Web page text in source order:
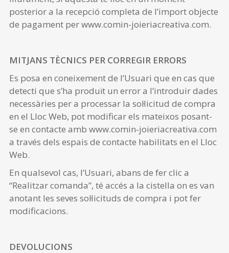
posterior a la recepció completa de l’import objecte
de pagament per www.comin-joieriacreativa.com.
MITJANS TÈCNICS PER CORREGIR ERRORS
Es posa en coneixement de l’Usuari que en cas que
detecti que s’ha produït un error a l’introduir dades
necessàries per a processar la sol·licitud de compra
en el Lloc Web, pot modificar els mateixos posant-
se en contacte amb www.comin-joieriacreativa.com
a través dels espais de contacte habilitats en el Lloc
Web.
En qualsevol cas, l’Usuari, abans de fer clic a
“Realitzar comanda”, té accés a la cistella on es van
anotant les seves sol·licituds de compra i pot fer
modificacions.
DEVOLUCIONS